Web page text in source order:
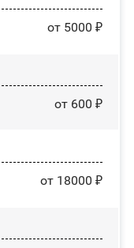
от 5000 ₽
от 600 ₽
от 18000 ₽